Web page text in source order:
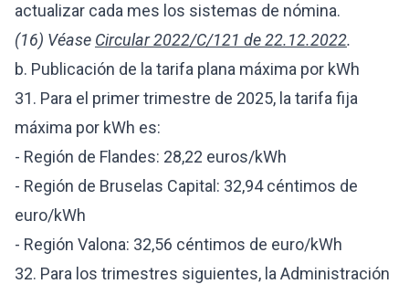
actualizar cada mes los sistemas de nómina.
(16) Véase Circular 2022/C/121 de 22.12.2022.
b. Publicación de la tarifa plana máxima por kWh
31. Para el primer trimestre de 2025, la tarifa fija
máxima por kWh es:
- Región de Flandes: 28,22 euros/kWh
- Región de Bruselas Capital: 32,94 céntimos de
euro/kWh
- Región Valona: 32,56 céntimos de euro/kWh
32. Para los trimestres siguientes, la Administración